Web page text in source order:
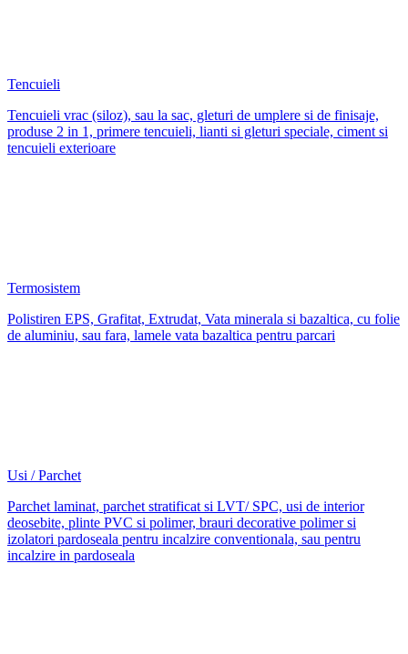
Tencuieli
Tencuieli vrac (siloz), sau la sac, gleturi de umplere si de finisaje,
produse 2 in 1, primere tencuieli, lianti si gleturi speciale, ciment si
tencuieli exterioare
Termosistem
Polistiren EPS, Grafitat, Extrudat, Vata minerala si bazaltica, cu folie
de aluminiu, sau fara, lamele vata bazaltica pentru parcari
Usi / Parchet
Parchet laminat, parchet stratificat si LVT/ SPC, usi de interior
deosebite, plinte PVC si polimer, brauri decorative polimer si
izolatori pardoseala pentru incalzire conventionala, sau pentru
incalzire in pardoseala